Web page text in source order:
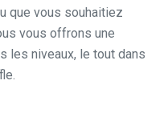
que vous souhaitiez
vous offrons une
les niveaux, le tout dans